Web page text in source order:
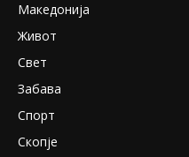
Македонија
Живот
Свет
Забава
Спорт
Скопје